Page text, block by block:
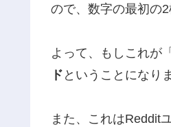
ので、数字の最初の2
よって、もしこれが
ド ということになり
また、これはReddit